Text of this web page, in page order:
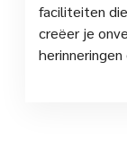
faciliteiten
creëer je